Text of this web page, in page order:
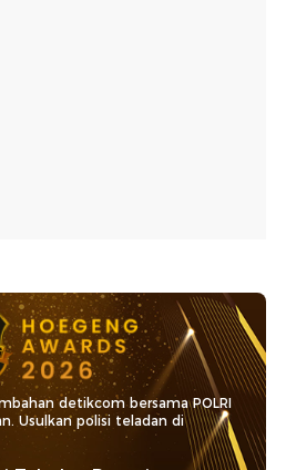
detikcom bersama POLRI
Usulkan polisi teladan di